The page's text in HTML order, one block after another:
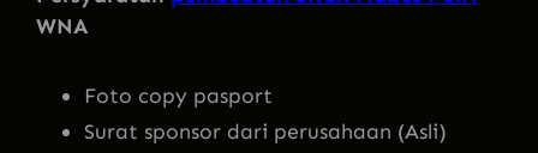
WNA
Foto copy pasport
Surat sponsor dari perusahaan (Asli)